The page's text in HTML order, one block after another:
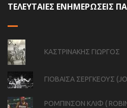
ΤΕΛΕΥΤΑΙΕΣ ΕΝΗΜΕΡΩΣΕΙΣ
ΚΑΣΤΡΙΝΑΚΗΣ ΓΙΩΡΓΟΣ
ΓΙΟΒΑΙΣΑ ΣΕΡΓΚΕΟΥΣ
ΡΟΜΠΙΝΣΟΝ ΚΛΙΦ (